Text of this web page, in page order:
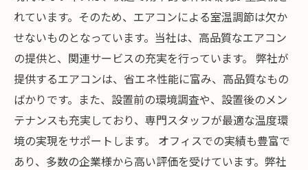
れています。そのため、エアコンによる室温調節は欠か
せないものとなっています。当社は、高品質なエアコン
の提供と、関連サービスの充実を行っています。 弊社が
提供するエアコンは、省エネ性能に富み、高品質なもの
ばかりです。また、設置前の環境調査や、設置後のメン
テナンスも充実しており、専門スタッフが最適な温度環
境の実現をサポートします。 オフィスでの実績も豊富で
あり、多数の企業様から高い評価を受けています。弊社